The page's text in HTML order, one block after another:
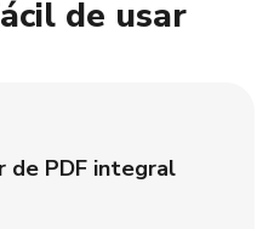
de usar
de PDF integral